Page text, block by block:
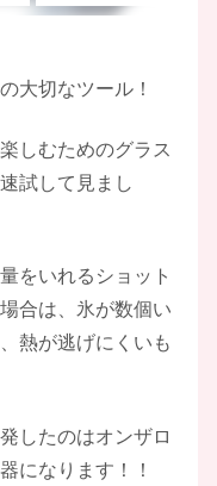
大切なツール！
しむためのグラス
試して見まし
をいれるショット
合は、氷が数個い
熱が逃げにくいも
したのはオンザロ
になります！！